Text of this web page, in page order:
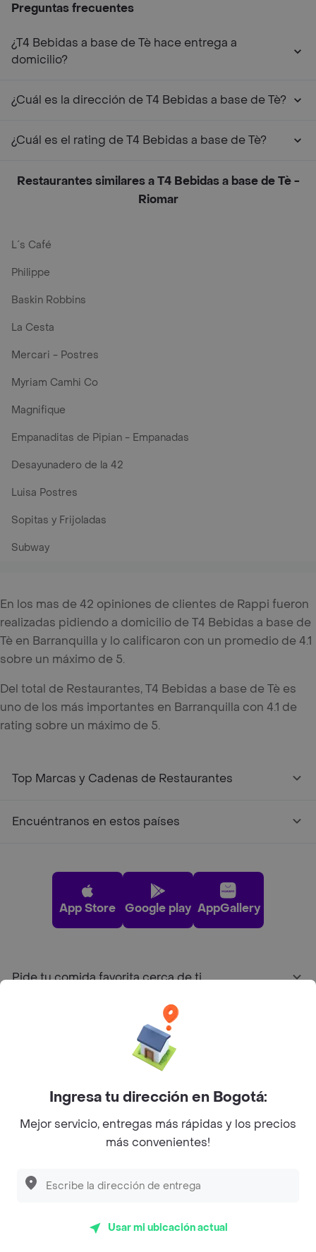
Preguntas frecuentes
¿T4 Bebidas a base de Tè hace entrega a
domicilio?
¿Cuál es la dirección de T4 Bebidas a base de Tè?
¿Cuál es el rating de T4 Bebidas a base de Tè?
Restaurantes similares a T4 Bebidas a base de Tè -
Riomar
L´s Café
Philippe
Baskin Robbins
La Cesta
Mercari - Postres
Myriam Camhi Co
Magnifique
Empanaditas de Pipian - Empanadas
Desayunadero de la 42
Luisa Postres
Sopitas y Frijoladas
Subway
En los mas de 42 opiniones de clientes de Rappi fueron
realizadas pidiendo a domicilio de T4 Bebidas a base de
Tè en Barranquilla y lo calificaron con un promedio de 4.1
sobre un máximo de 5.
Del total de Restaurantes, T4 Bebidas a base de Tè es
uno de los más importantes en Barranquilla con 4.1 de
rating sobre un máximo de 5.
Top Marcas y Cadenas de Restaurantes
Encuéntranos en estos países
App Store Google play AppGallery
Pide tu comida favorita cerca de ti
Sobre Rappi
Facebook
Twitter
Instagram
©2026Rappi Inc. All rights reserved.
Ingresa tu dirección en Bogotá:
Mejor servicio, entregas más rápidas y los precios
más convenientes!
Usar mi ubicación actual